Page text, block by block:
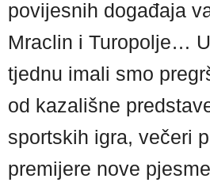
povijesnih događaja
Mraclin i Turopolje…
tjednu imali smo
od kazališne
sportskih igra, večeri
premijere nove